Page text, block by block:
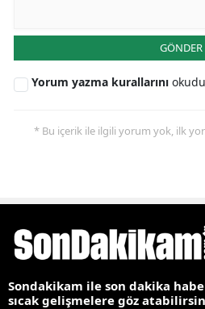
GÖNDER
Yorum yazma kurallarını
* Bu içerik ile ilgili yorum yok, ilk
Sondakikam ile son dakika
sıcak gelişmelere göz